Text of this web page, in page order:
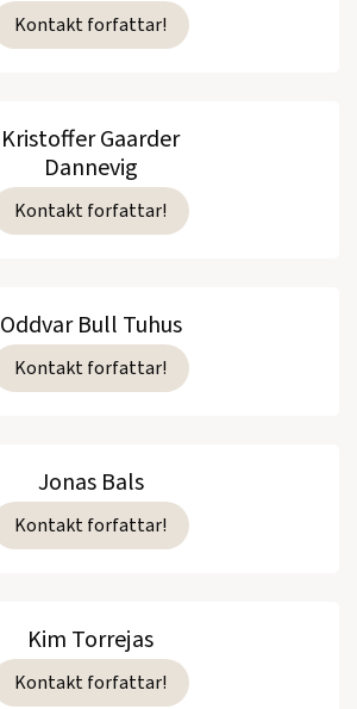
Kontakt forfattar!
Kristoffer Gaarder
Dannevig
Kontakt forfattar!
Oddvar Bull Tuhus
Kontakt forfattar!
Jonas Bals
Kontakt forfattar!
Kim Torrejas
Kontakt forfattar!